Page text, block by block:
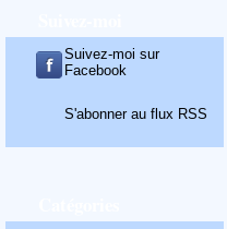
Suivez-moi sur
Facebook
S'abonner au flux RSS